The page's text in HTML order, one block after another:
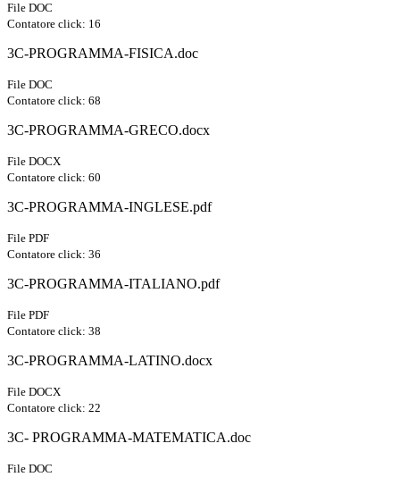
File DOC
Contatore click: 16
3C-PROGRAMMA-FISICA.doc
File DOC
Contatore click: 68
3C-PROGRAMMA-GRECO.docx
File DOCX
Contatore click: 60
3C-PROGRAMMA-INGLESE.pdf
File PDF
Contatore click: 36
3C-PROGRAMMA-ITALIANO.pdf
File PDF
Contatore click: 38
3C-PROGRAMMA-LATINO.docx
File DOCX
Contatore click: 22
3C- PROGRAMMA-MATEMATICA.doc
File DOC